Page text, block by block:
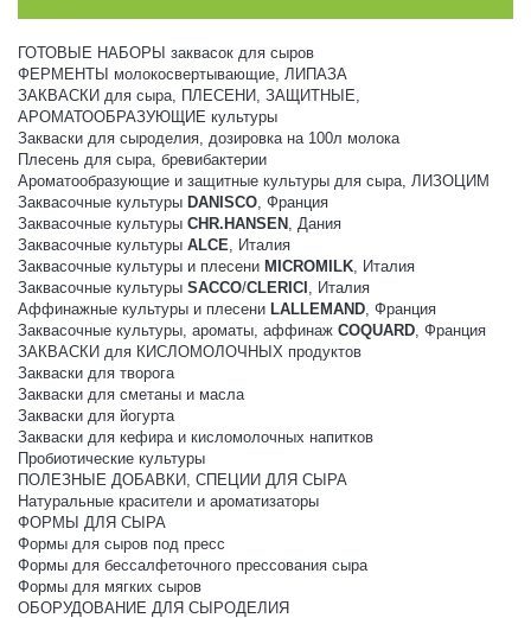
ГОТОВЫЕ НАБОРЫ заквасок для сыров
ФЕРМЕНТЫ молокосвертывающие, ЛИПАЗА
ЗАКВАСКИ для сыра, ПЛЕСЕНИ, ЗАЩИТНЫЕ,
АРОМАТООБРАЗУЮЩИЕ культуры
Закваски для сыроделия, дозировка на 100л молока
Плесень для сыра, бревибактерии
Ароматообразующие и защитные культуры для сыра, ЛИЗОЦИМ
Заквасочные культуры DANISCO, Франция
Заквасочные культуры CHR.HANSEN , Дания
Заквасочные культуры ALCE, Италия
Заквасочные культуры и плесени MICROMILK, Италия
Заквасочные культуры SACCO/CLERICI , Италия
Аффинажные культуры и плесени LALLEMAND, Франция
Заквасочные культуры, ароматы, аффинаж COQUARD, Франция
ЗАКВАСКИ для КИСЛОМОЛОЧНЫХ продуктов
Закваски для творога
Закваски для сметаны и масла
Закваски для йогурта
Закваски для кефира и кисломолочных напитков
Пробиотические культуры
ПОЛЕЗНЫЕ ДОБАВКИ, СПЕЦИИ ДЛЯ СЫРА
Натуральные красители и ароматизаторы
ФОРМЫ ДЛЯ СЫРА
Формы для сыров под пресс
Формы для бессалфеточного прессования сыра
Формы для мягких сыров
ОБОРУДОВАНИЕ ДЛЯ СЫРОДЕЛИЯ